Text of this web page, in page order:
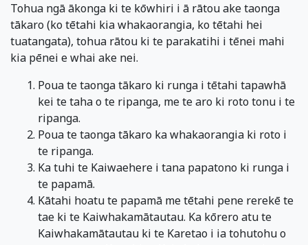
Tohua ngā ākonga ki te kōwhiri i ā rātou ake taonga
tākaro (ko tētahi kia whakaorangia, ko tētahi hei
tuatangata), tohua rātou ki te parakatihi i tēnei mahi
kia pēnei e whai ake nei.
Poua te taonga tākaro ki runga i tētahi tapawhā
kei te taha o te ripanga, me te aro ki roto tonu i te
ripanga.
Poua te taonga tākaro ka whakaorangia ki roto i
te ripanga.
Ka tuhi te Kaiwaehere i tana papatono ki runga i
te papamā.
Kātahi hoatu te papamā me tētahi pene rerekē te
tae ki te Kaiwhakamātautau. Ka kōrero atu te
Kaiwhakamātautau ki te Karetao i ia tohutohu o